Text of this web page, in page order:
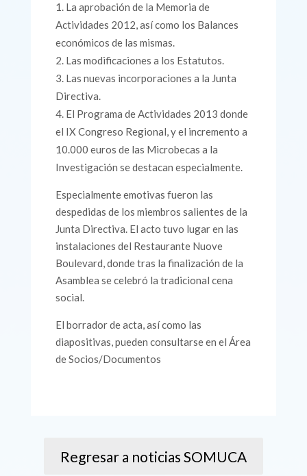
La aprobación de la Memoria de
Actividades 2012, así como los Balances
económicos de las mismas.
Las modificaciones a los Estatutos.
Las nuevas incorporaciones a la Junta
Directiva.
El Programa de Actividades 2013 donde
el IX Congreso Regional, y el incremento a
10.000 euros de las Microbecas a la
Investigación se destacan especialmente.
Especialmente emotivas fueron las
despedidas de los miembros salientes de la
Junta Directiva. El acto tuvo lugar en las
instalaciones del Restaurante Nuove
Boulevard, donde tras la finalización de la
Asamblea se celebró la tradicional cena
social.
El borrador de acta, así como las
diapositivas, pueden consultarse en el Área
de Socios/Documentos
Regresar a noticias SOMUCA